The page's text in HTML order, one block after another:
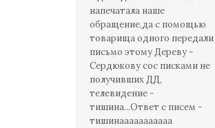
напечатала наше
обращение,да с помощью
товарища одного передали
письмо этому Дереву -
Сердюкову сос писками не
получивших ДД,
телевидение -
тишина...Ответ с писем -
тишинааааааааааа